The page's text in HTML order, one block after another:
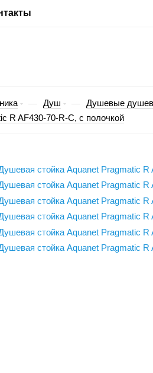
— Душ — Душевые
R AF430-70-R-C, с полочкой